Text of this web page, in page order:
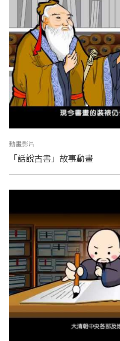
動畫影片
「話說古書」故事動畫